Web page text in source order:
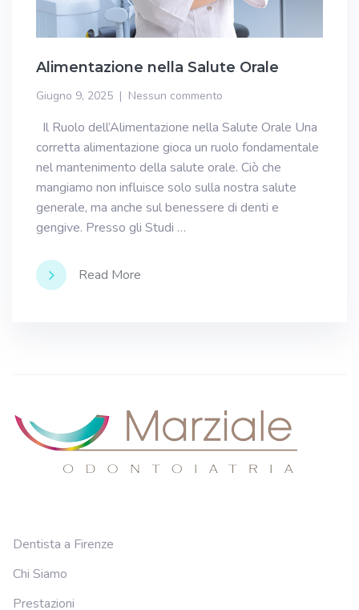
Alimentazione nella Salute Orale
Giugno 9, 2025 Nessun commento
Il Ruolo dell’Alimentazione nella Salute Orale Una
corretta alimentazione gioca un ruolo fondamentale
nel mantenimento della salute orale. Ciò che
mangiamo non influisce solo sulla nostra salute
generale, ma anche sul benessere di denti e
gengive. Presso gli Studi …
Read More
Dentista a Firenze
Chi Siamo
Prestazioni